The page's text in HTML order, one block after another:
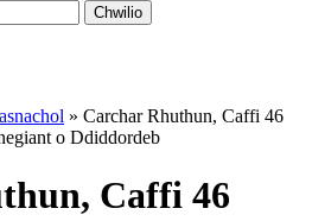
Chwilio
» Carchar Rhuthun, Caffi 46
o Ddiddordeb
Caffi 46